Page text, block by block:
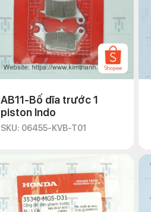
AB11-Bố dĩa trước 1
piston Indo
SKU: 06455-KVB-T01